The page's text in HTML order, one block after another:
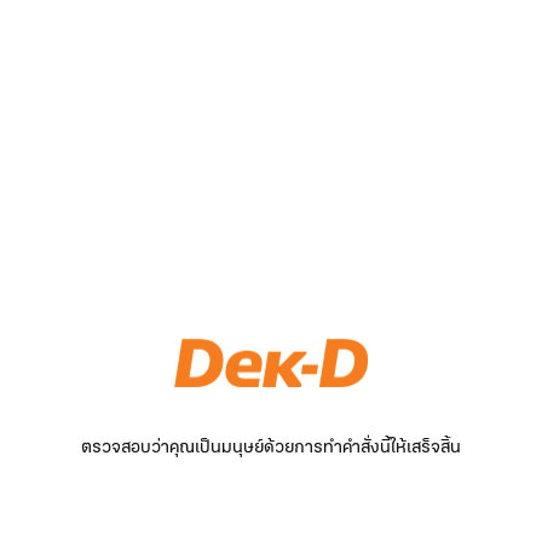
ตรวจสอบว่าคุณเป็นมนุษย์ด้วยการทำคำสั่งนี้ให้เสร็จสิ้น